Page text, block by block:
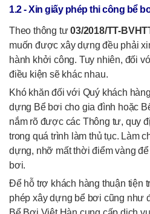
1.2 - Xin giấy phép thi công bể
Theo thông tư03/2018/TT-
muốn được xây dựng đều phải
hành khởi công. Tuy nhiên, đối
điều kiện sẽ khác nhau.
Khó khăn đối với Quý khách
dựng Bể bơi cho gia đình hoặc
nắm rõ được các Thông tư, quy
trong quá trình làm thủ tục. Làm
dựng, nhỡ mất thời điểm vàng
bơi.
Để hỗ trợ khách hàng thuận tiện
phép xây dựng bể bơi cũng như